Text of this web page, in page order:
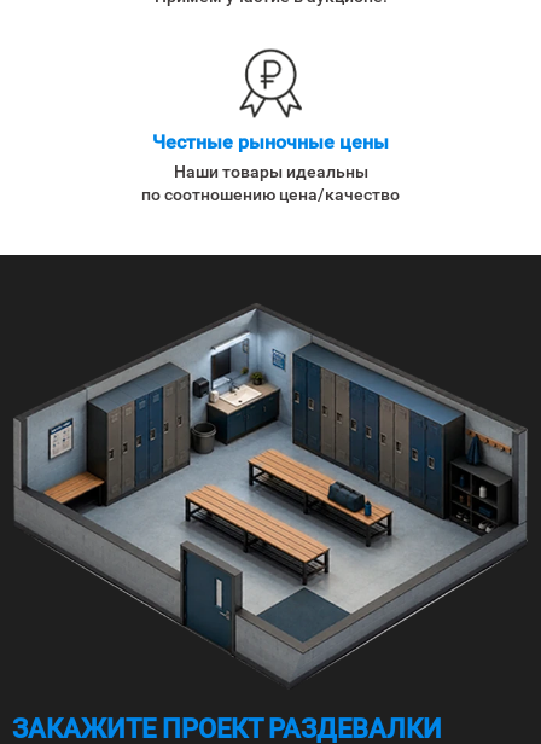
Честные рыночные цены
Наши товары идеальны
по соотношению цена/качество
ЗАКАЖИТЕ ПРОЕКТ РАЗДЕВАЛКИ